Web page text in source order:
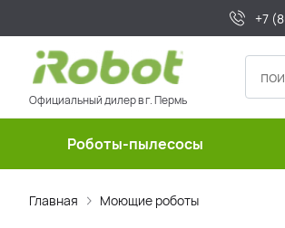
+7
Официальный дилер в г. Пермь
Роботы-пылесосы
Главная Моющие роботы